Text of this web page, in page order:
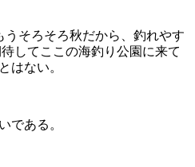
そろそろ秋だから、釣れやす
してここの海釣り公園に来て
はない。
である。